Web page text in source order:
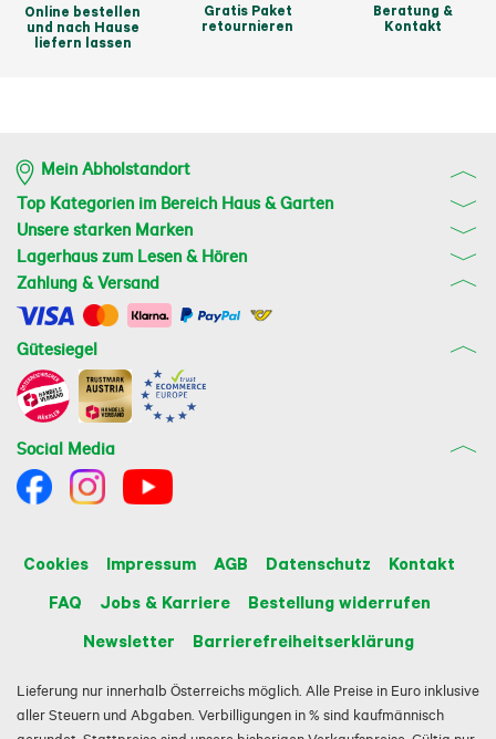
Online bestellen
und nach Hause
liefern lassen
Gratis Paket
retournieren
Beratung &
Kontakt
Mein Abholstandort
Top Kategorien im Bereich Haus & Garten
Unsere starken Marken
Lagerhaus zum Lesen & Hören
Zahlung & Versand
Gütesiegel
Social Media
Cookies Impressum AGB Datenschutz
Kontakt
FAQ
Jobs & Karriere
Bestellung widerrufen
Newsletter
Barrierefreiheitserklärung
Lieferung nur innerhalb Österreichs möglich. Alle Preise in Euro inklusive
aller Steuern und Abgaben. Verbilligungen in % sind kaufmännisch